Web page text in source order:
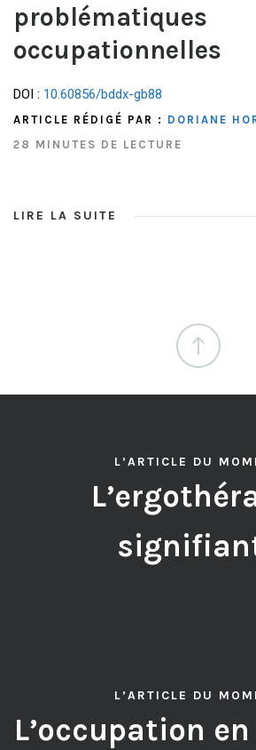
problématiques
occupationnelles
DOI : 10.60856/bddx-gb88
ARTICLE RÉDIGÉ PAR : DORIANE
28 MINUTES DE LECTURE
LIRE LA SUITE
L’ARTICLE DU
L’ARTICLE DU
L’occupation